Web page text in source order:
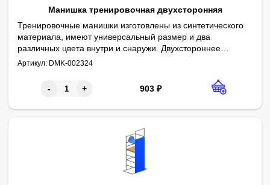
Манишка тренировочная двухсторонняя
Тренировочные манишки изготовлены из синтетического
материала, имеют универсальный размер и два
различных цвета внутри и снаружи. Двухстороннее
оформление манишек в разных цветах дает возможность
Параметры:
Размер - безразмерная
Двухсторонняя - два разных цвета внутри и снаружи
Артикул: DMK-002324
- + 903 ₽